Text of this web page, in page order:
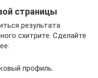
страницы
результата
схитрите. Сделайте
профиль.